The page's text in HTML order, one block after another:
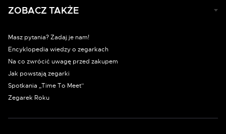
ZOBACZ TAKŻE
Masz pytania? Zadaj je nam!
Encyklopedia wiedzy o zegarkach
Na co zwrócić uwagę przed zakupem
Jak powstają zegarki
Spotkania „Time To Meet”
Zegarek Roku